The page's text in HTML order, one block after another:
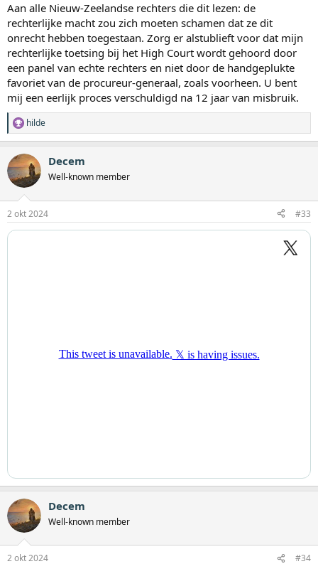
Aan alle Nieuw-Zeelandse rechters die dit lezen: de
rechterlijke macht zou zich moeten schamen dat ze dit
onrecht hebben toegestaan. Zorg er alstublieft voor dat mijn
rechterlijke toetsing bij het High Court wordt gehoord door
een panel van echte rechters en niet door de handgeplukte
favoriet van de procureur-generaal, zoals voorheen. U bent
mij een eerlijk proces verschuldigd na 12 jaar van misbruik.
W
a
r
d
e
n
g
hilde
Decem
Well-known member
2 okt 2024 #33
Decem
Well-known member
2 okt 2024 #34